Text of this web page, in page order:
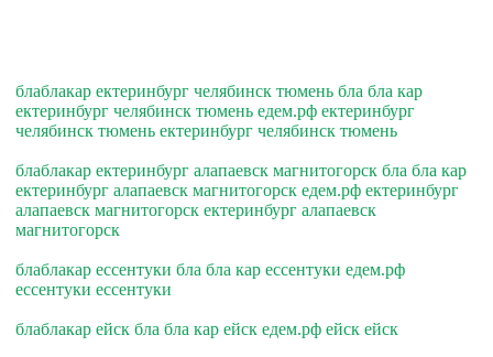
блаблакар ектеринбург челябинск тюмень бла бла кар
ектеринбург челябинск тюмень едем.рф ектеринбург
челябинск тюмень ектеринбург челябинск тюмень
блаблакар ектеринбург алапаевск магнитогорск бла бла кар
ектеринбург алапаевск магнитогорск едем.рф ектеринбург
алапаевск магнитогорск ектеринбург алапаевск
магнитогорск
блаблакар ессентуки бла бла кар ессентуки едем.рф
ессентуки ессентуки
блаблакар ейск бла бла кар ейск едем.рф ейск ейск